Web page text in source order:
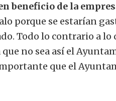
beneficio de la
porque se estarían
Todo lo contrario a lo
no sea así el
que el